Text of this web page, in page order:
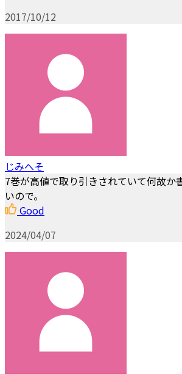
2017/10/12
じみへそ
7巻が高値で取り引きされていて何故か
いので。
Good
2024/04/07